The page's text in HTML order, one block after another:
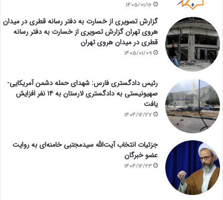
1405/01/16
گزارش تصویری از خسارت به دفتر رسانه قطری در میدان
هروی تهران گزارش تصویری از خسارت به دفتر رسانه
قطری در میدان هروی تهران
1405/01/09
رئیس دادگستری فارس: شهدای حمله دشمن آمریکایی-
صهیونیستی به دادگستری لارستان به ۱۴ نفر افزایش
یافت
1404/12/27
جزئیات انتخاب آیت‌الله سیدمجتبی خامنه‌ای به روایت
عضو خبرگان
1404/12/23